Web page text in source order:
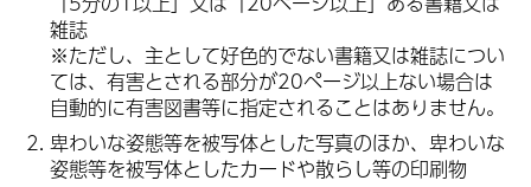
雑誌
※ただし、主として好色的でない書籍又は雑誌につい
ては、有害とされる部分が20ページ以上ない場合は
自動的に有害図書等に指定されることはありません。
卑わいな姿態等を被写体とした写真のほか、卑わいな
姿態等を被写体としたカードや散らし等の印刷物